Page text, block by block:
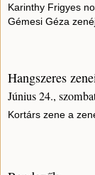
Karinthy Frigyes
Gémesi Géza
Hangszeres
Június 24.,
Kortárs zene a